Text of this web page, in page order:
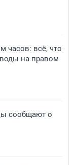
часов: всё, что
на правом
сообщают о